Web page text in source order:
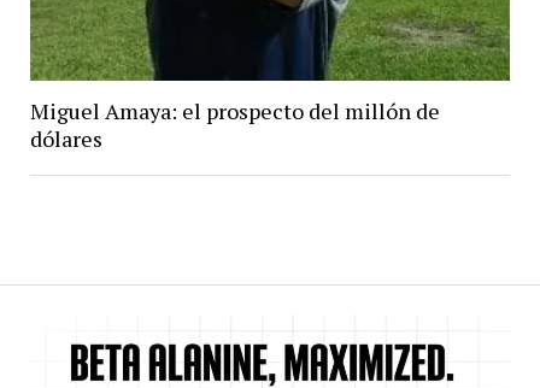
Miguel Amaya: el prospecto del millón de
dólares